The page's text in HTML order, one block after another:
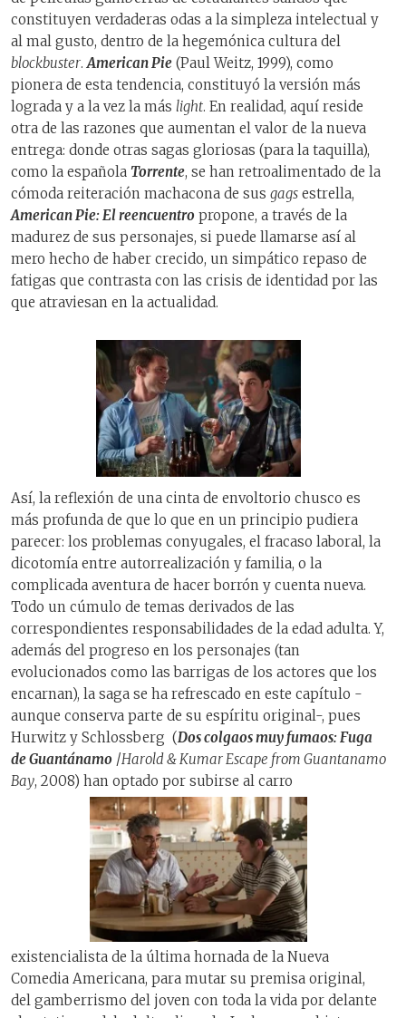
constituyen verdaderas odas a la simpleza intelectual y
al mal gusto, dentro de la hegemónica cultura del
blockbuster.American Pie (Paul Weitz, 1999), como
pionera de esta tendencia, constituyó la versión más
lograda y a la vez la más light. En realidad, aquí reside
otra de las razones que aumentan el valor de la nueva
entrega: donde otras sagas gloriosas (para la taquilla),
como la española Torrente, se han retroalimentado de la
cómoda reiteración machacona de sus gags estrella,
American Pie: El reencuentro propone, a través de la
madurez de sus personajes, si puede llamarse así al
mero hecho de haber crecido, un simpático repaso de
fatigas que contrasta con las crisis de identidad por las
que atraviesan en la actualidad.
Así, la reflexión de una cinta de envoltorio chusco es
más profunda de que lo que en un principio pudiera
parecer: los problemas conyugales, el fracaso laboral, la
dicotomía entre autorrealización y familia, o la
complicada aventura de hacer borrón y cuenta nueva.
Todo un cúmulo de temas derivados de las
correspondientes responsabilidades de la edad adulta. Y,
además del progreso en los personajes (tan
evolucionados como las barrigas de los actores que los
encarnan), la saga se ha refrescado en este capítulo -
aunque conserva parte de su espíritu original-, pues
Hurwitz y Schlossberg (Dos colgaos muy fumaos: Fuga
de Guantánamo /Harold & Kumar Escape from Guantanamo
Bay, 2008) han optado por subirse al carro
existencialista de la última hornada de la Nueva
Comedia Americana, para mutar su premisa original,
del gamberrismo del joven con toda la vida por delante